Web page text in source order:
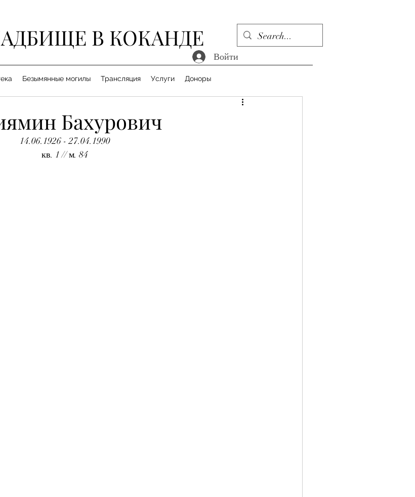
В КОКАНДЕ
Войти
Безымянные могилы Трансляция Услуги Доноры
Бахурович
14.06.1926 - 27.04.1990
кв. 1 // м. 84